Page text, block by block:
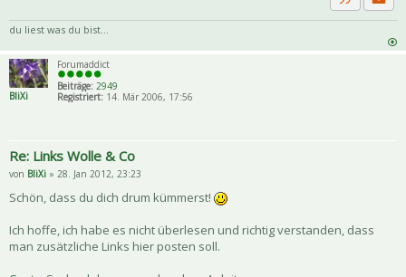
Zitat
du liest was du bist...
BliXi
Forumaddict
Beiträge: 2949
Registriert:14. Mär 2006, 17:56
Re: Links Wolle & Co
von BliXi » 28. Jan 2012, 23:23
Schön, dass du dich drum kümmerst!
Ich hoffe, ich habe es nicht überlesen und richtig verstanden, dass
man zusätzliche Links hier posten soll.